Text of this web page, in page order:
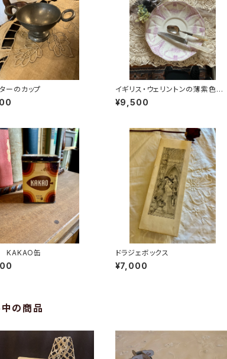
ーのカップ
イギリス・ウェリントンの薄紫色の
絵柄のお皿
¥9,500
KAKAO缶 ドラジェボックス
¥7,000
の商品